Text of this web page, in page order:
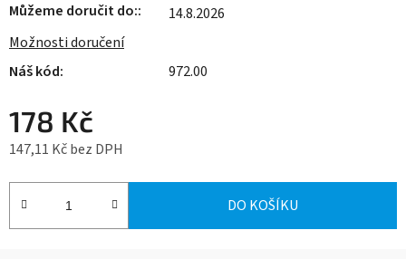
Můžeme doručit do:
14.8.2026
Možnosti doručení
972.00
178 Kč
147,11 Kč bez DPH
Měrná cena:
DO KOŠÍKU